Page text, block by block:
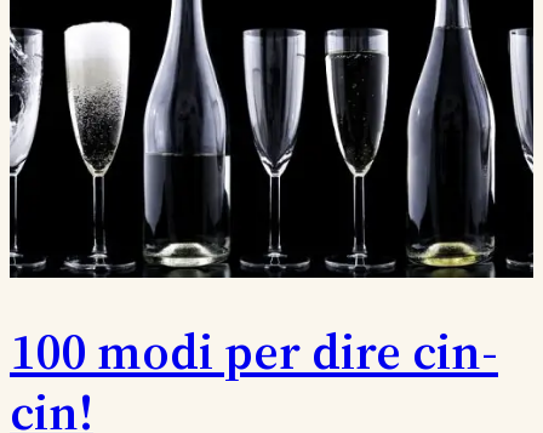
100 modi per dire cin-
cin!